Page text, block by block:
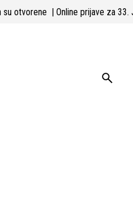
su otvorene | Online prijave za